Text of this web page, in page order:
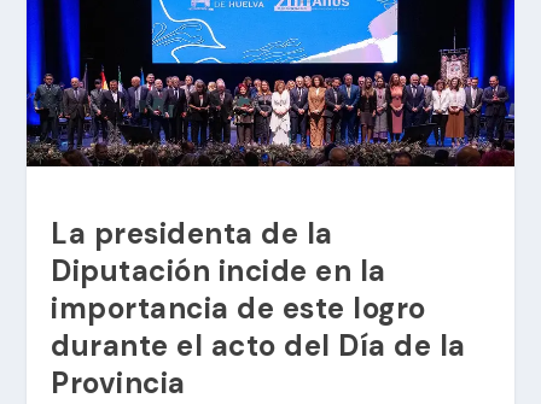
La presidenta de la
Diputación incide en la
importancia de este logro
durante el acto del Día de la
Provincia